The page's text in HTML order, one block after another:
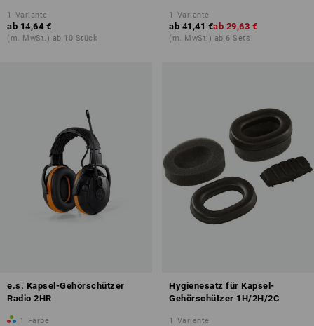
1 Variante
ab 14,64 €
(m. MwSt.) ab 10 Stück
1 Variante
ab 41,41 €ab 29,63 €
(m. MwSt.) ab 6 Sets
e.s. Kapsel-Gehörschützer
Radio 2HR
1 Farbe
Hygienesatz für Kapsel-
Gehörschützer 1H/2H/2C
1 Variante